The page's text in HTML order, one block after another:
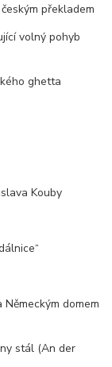
překladem
volný pohyb
ghetta
Kouby
domem
stál (An der